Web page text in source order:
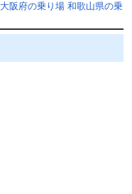
大阪府の乗り場 和歌山県の乗